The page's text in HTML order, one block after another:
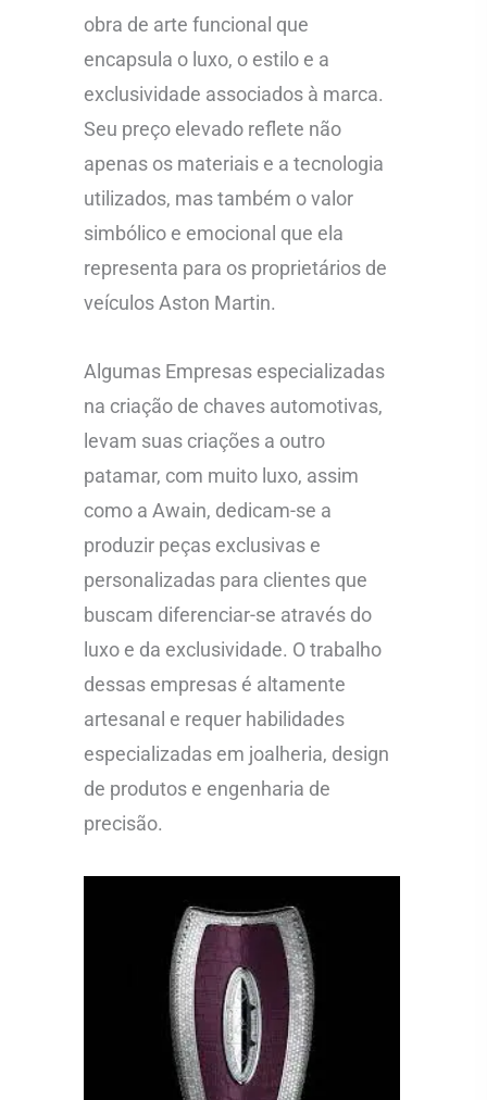
obra de arte funcional que
encapsula o luxo, o estilo e a
exclusividade associados à marca.
Seu preço elevado reflete não
apenas os materiais e a tecnologia
utilizados, mas também o valor
simbólico e emocional que ela
representa para os proprietários de
veículos Aston Martin.
Algumas Empresas especializadas
na criação de chaves automotivas,
levam suas criações a outro
patamar, com muito luxo, assim
como a Awain, dedicam-se a
produzir peças exclusivas e
personalizadas para clientes que
buscam diferenciar-se através do
luxo e da exclusividade. O trabalho
dessas empresas é altamente
artesanal e requer habilidades
especializadas em joalheria, design
de produtos e engenharia de
precisão.